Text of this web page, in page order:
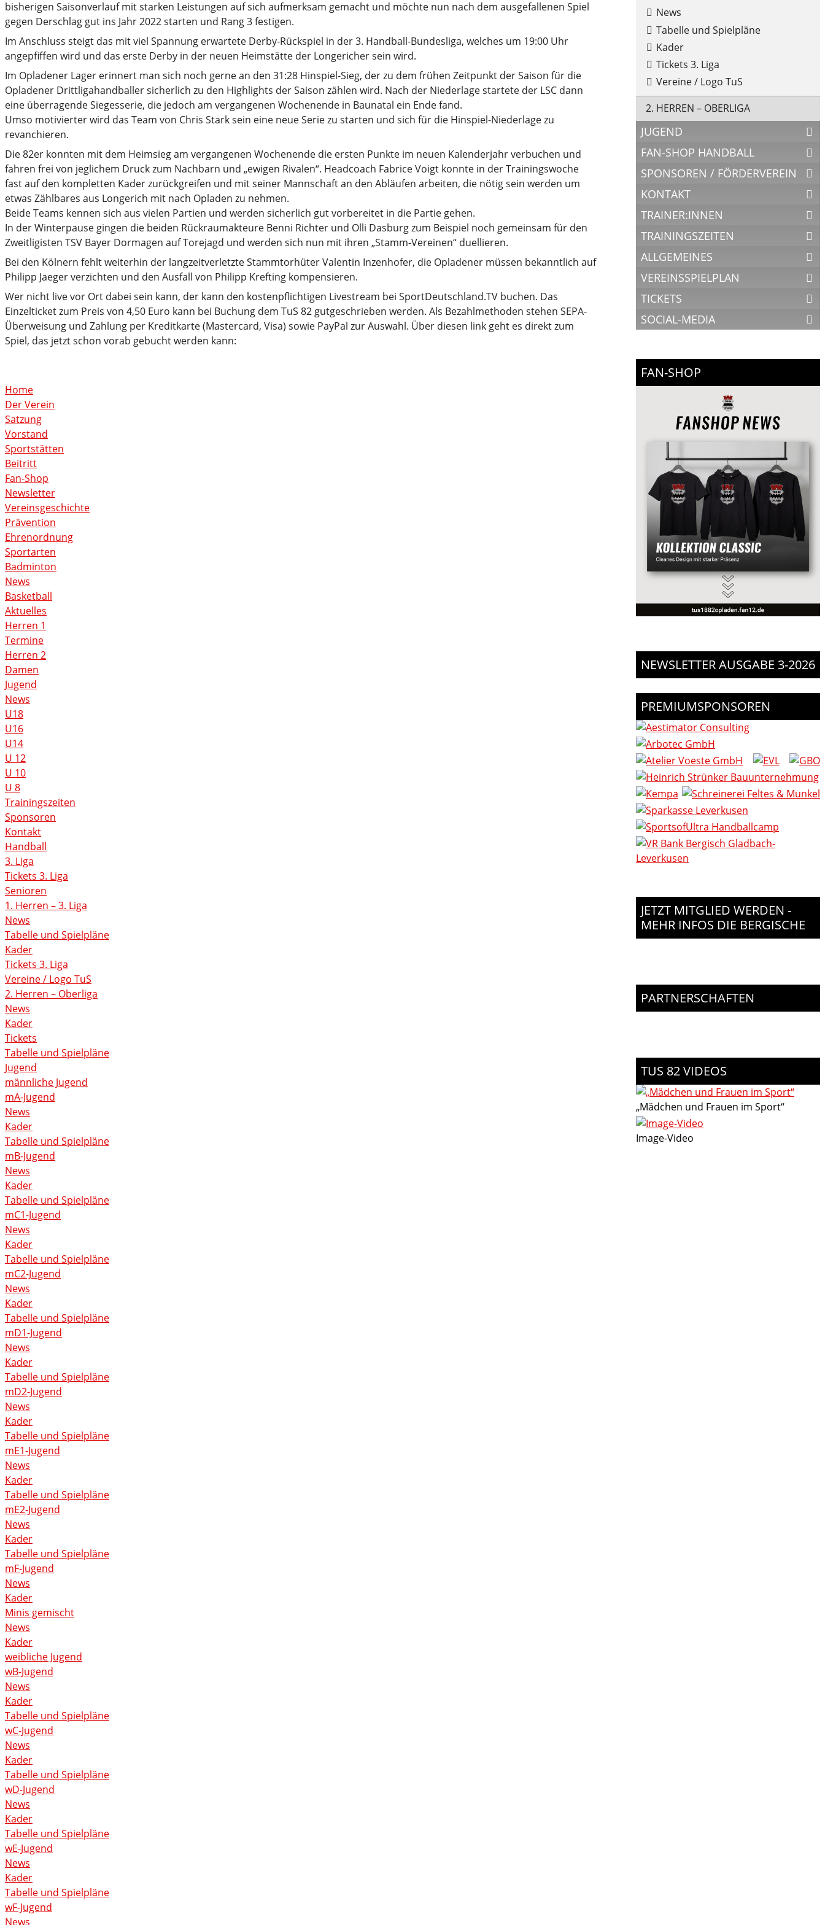
bisherigen Saisonverlauf mit starken Leistungen auf sich aufmerksam gemacht und möchte nun nach dem ausgefallenen Spiel
gegen Derschlag gut ins Jahr 2022 starten und Rang 3 festigen.
Im Anschluss steigt das mit viel Spannung erwartete Derby-Rückspiel in der 3. Handball-Bundesliga, welches um 19:00 Uhr
angepfiffen wird und das erste Derby in der neuen Heimstätte der Longericher sein wird.
Im Opladener Lager erinnert man sich noch gerne an den 31:28 Hinspiel-Sieg, der zu dem frühen Zeitpunkt der Saison für die
Opladener Drittligahandballer sicherlich zu den Highlights der Saison zählen wird. Nach der Niederlage startete der LSC dann
eine überragende Siegesserie, die jedoch am vergangenen Wochenende in Baunatal ein Ende fand.
Umso motivierter wird das Team von Chris Stark sein eine neue Serie zu starten und sich für die Hinspiel-Niederlage zu
revanchieren.
Die 82er konnten mit dem Heimsieg am vergangenen Wochenende die ersten Punkte im neuen Kalenderjahr verbuchen und
fahren frei von jeglichem Druck zum Nachbarn und „ewigen Rivalen“. Headcoach Fabrice Voigt konnte in der Trainingswoche
fast auf den kompletten Kader zurückgreifen und mit seiner Mannschaft an den Abläufen arbeiten, die nötig sein werden um
etwas Zählbares aus Longerich mit nach Opladen zu nehmen.
Beide Teams kennen sich aus vielen Partien und werden sicherlich gut vorbereitet in die Partie gehen.
In der Winterpause gingen die beiden Rückraumakteure Benni Richter und Olli Dasburg zum Beispiel noch gemeinsam für den
Zweitligisten TSV Bayer Dormagen auf Torejagd und werden sich nun mit ihren „Stamm-Vereinen“ duellieren.
Bei den Kölnern fehlt weiterhin der langzeitverletzte Stammtorhüter Valentin Inzenhofer, die Opladener müssen bekanntlich auf
Philipp Jaeger verzichten und den Ausfall von Philipp Krefting kompensieren.
Wer nicht live vor Ort dabei sein kann, der kann den kostenpflichtigen Livestream bei SportDeutschland.TV buchen. Das
Einzelticket zum Preis von 4,50 Euro kann bei Buchung dem TuS 82 gutgeschrieben werden. Als Bezahlmethoden stehen SEPA-
Überweisung und Zahlung per Kreditkarte (Mastercard, Visa) sowie PayPal zur Auswahl. Über diesen link geht es direkt zum
Spiel, das jetzt schon vorab gebucht werden kann:
Home
Der Verein
Satzung
Vorstand
Sportstätten
Beitritt
Fan-Shop
Newsletter
Vereinsgeschichte
Prävention
Ehrenordnung
Sportarten
Badminton
News
Basketball
Aktuelles
Herren 1
Termine
Herren 2
Damen
Jugend
News
U18
U16
U14
U 12
U 10
U 8
Trainingszeiten
Sponsoren
Kontakt
Handball
3. Liga
Tickets 3. Liga
Senioren
1. Herren – 3. Liga
News
Tabelle und Spielpläne
Kader
Tickets 3. Liga
Vereine / Logo TuS
2. Herren – Oberliga
News
Kader
Tickets
Tabelle und Spielpläne
Jugend
männliche Jugend
mA-Jugend
News
Kader
Tabelle und Spielpläne
mB-Jugend
News
Kader
Tabelle und Spielpläne
mC1-Jugend
News
Kader
Tabelle und Spielpläne
mC2-Jugend
News
Kader
Tabelle und Spielpläne
mD1-Jugend
News
Kader
Tabelle und Spielpläne
mD2-Jugend
News
Kader
Tabelle und Spielpläne
mE1-Jugend
News
Kader
Tabelle und Spielpläne
mE2-Jugend
News
Kader
Tabelle und Spielpläne
mF-Jugend
News
Kader
Minis gemischt
News
Kader
weibliche Jugend
wB-Jugend
News
Kader
Tabelle und Spielpläne
wC-Jugend
News
Kader
Tabelle und Spielpläne
wD-Jugend
News
Kader
Tabelle und Spielpläne
wE-Jugend
News
Kader
Tabelle und Spielpläne
wF-Jugend
News
News
Tabelle und Spielpläne
Kader
Tickets 3. Liga
Vereine / Logo TuS
2. HERREN – OBERLIGA
JUGEND
FAN-SHOP HANDBALL
SPONSOREN / FÖRDERVEREIN
KONTAKT
TRAINER:INNEN
TRAININGSZEITEN
ALLGEMEINES
VEREINSSPIELPLAN
TICKETS
SOCIAL-MEDIA
FAN-SHOP
NEWSLETTER AUSGABE 3-2026
PREMIUMSPONSOREN
JETZT MITGLIED WERDEN -
MEHR INFOS DIE BERGISCHE
PARTNERSCHAFTEN
TUS 82 VIDEOS
„Mädchen und Frauen im Sport“
Image-Video